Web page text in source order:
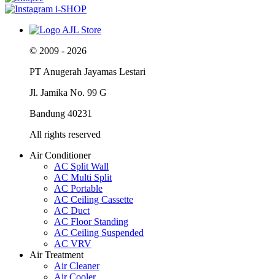
© 2009 - 2026
PT Anugerah Jayamas Lestari
Jl. Jamika No. 99 G
Bandung 40231
All rights reserved
Air Conditioner
AC Split Wall
AC Multi Split
AC Portable
AC Ceiling Cassette
AC Duct
AC Floor Standing
AC Ceiling Suspended
AC VRV
Air Treatment
Air Cleaner
Air Cooler